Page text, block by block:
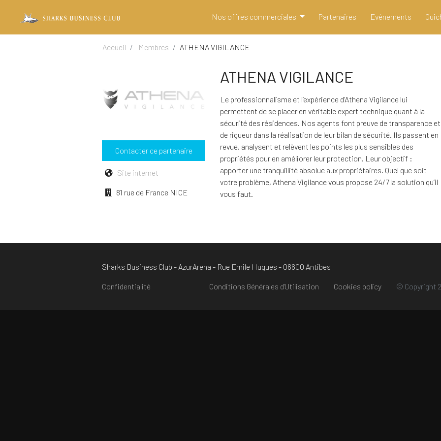
Nos offres commerciales Partenaires Evénements
Accueil Membres ATHENA VIGILANCE
Contacter ce partenaire
Site internet
81 rue de France NICE
ATHENA VIGILANCE
Le professionnalisme et l’expérience d’Athena Vigilance lui
permettent de se placer en véritable expert technique quant à la
sécurité des résidences. Nos agents font preuve de transparence et
de rigueur dans la réalisation de leur bilan de sécurité. Ils passent en
revue, analysent et relèvent les points les plus sensibles des
propriétés pour en améliorer leur protection. Leur objectif :
apporter une tranquillité absolue aux propriétaires. Quel que soit
votre problème, Athena Vigilance vous propose 24/7 la solution qu’il
vous faut.
Sharks Business Club - AzurArena - Rue Emile Hugues - 06600 Antibes
Confidentialité Conditions Générales d'Utilisation Cookies policy © Copyright